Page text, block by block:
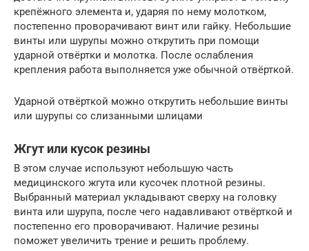
крепёжного элемента и, ударяя по нему молотком,
постепенно проворачивают винт или гайку. Небольшие
винты или шурупы можно открутить при помощи
ударной отвёртки и молотка. После ослабления
крепления работа выполняется уже обычной отвёрткой.
Ударной отвёрткой можно открутить небольшие винты
или шурупы со слизанными шлицами
Жгут или кусок резины
В этом случае используют небольшую часть
медицинского жгута или кусочек плотной резины.
Выбранный материал укладывают сверху на головку
винта или шурупа, после чего надавливают отвёрткой и
постепенно его проворачивают. Наличие резины
поможет увеличить трение и решить проблему.